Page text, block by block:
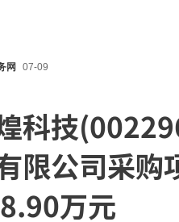
网 07-09
科技
限公司采购
万元